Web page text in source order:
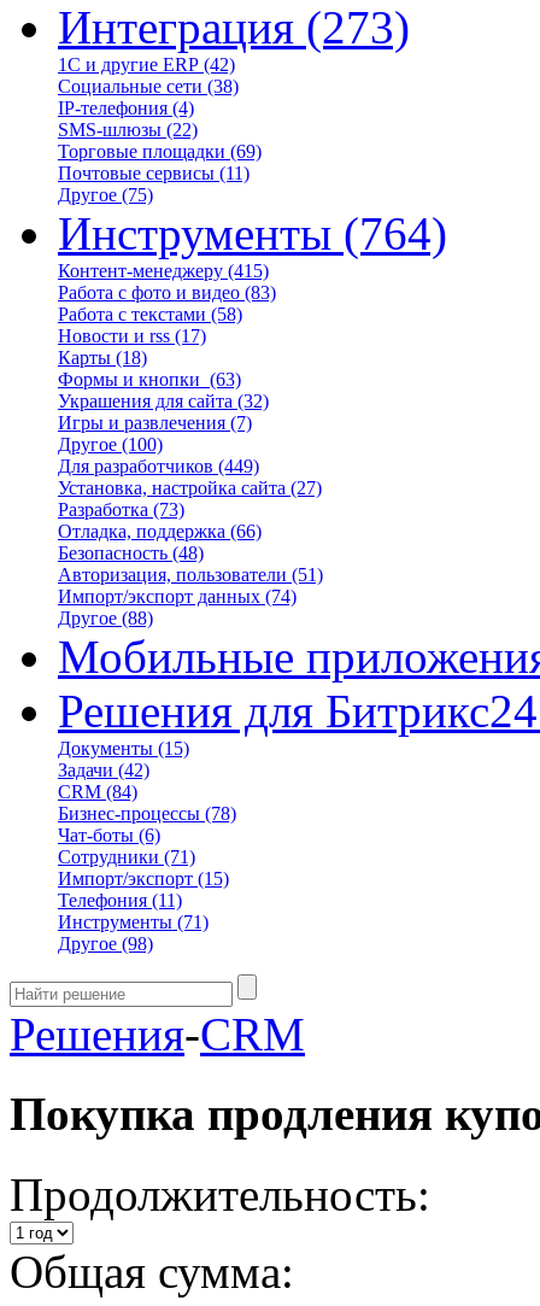
Интеграция (273)
1С и другие ERP (42)
Социальные сети (38)
IP-телефония (4)
SMS-шлюзы (22)
Торговые площадки (69)
Почтовые сервисы (11)
Другое (75)
Инструменты (764)
Контент-менеджеру (415)
Работа с фото и видео (83)
Работа с текстами (58)
Новости и rss (17)
Карты (18)
Формы и кнопки (63)
Украшения для сайта (32)
Игры и развлечения (7)
Другое (100)
Для разработчиков (449)
Установка, настройка сайта (27)
Разработка (73)
Отладка, поддержка (66)
Безопасность (48)
Авторизация, пользователи (51)
Импорт/экспорт данных (74)
Другое (88)
Мобильные
Решения для Битрикс24
Документы (15)
Задачи (42)
CRM (84)
Бизнес-процессы (78)
Чат-боты (6)
Сотрудники (71)
Импорт/экспорт (15)
Телефония (11)
Инструменты (71)
Другое (98)
Решения-CRM
Покупка продления
Продолжительность:
Общая сумма: